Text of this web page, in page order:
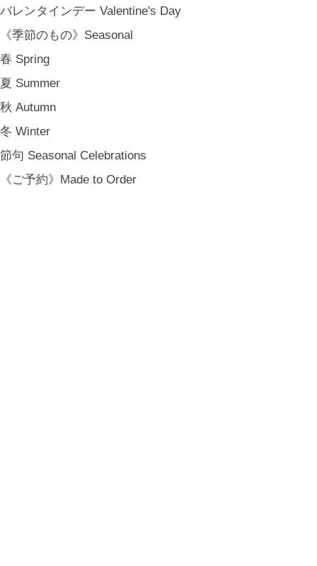
バレンタインデー Valentine's Day
《季節のもの》Seasonal
春 Spring
夏 Summer
秋 Autumn
冬 Winter
節句 Seasonal Celebrations
《ご予約》Made to Order